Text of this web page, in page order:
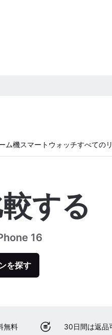
ム機スマートウォッチすべての
する
16
を探す
無料 30日間は返品